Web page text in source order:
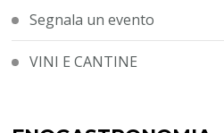
Segnala un evento
VINI E CANTINE